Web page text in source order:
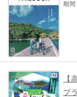
期
【
プ